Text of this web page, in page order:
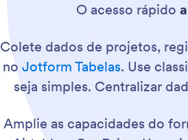
O acesso rápido
Colete dados de projetos,
no Jotform Tabelas. Use
seja simples. Centralizar
Amplie as capacidades do